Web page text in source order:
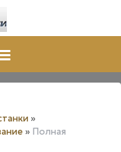
»
» Полная